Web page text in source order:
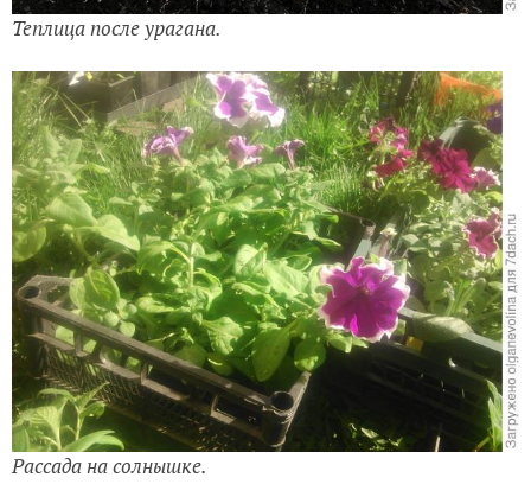
Теплица после урагана.
Рассада на солнышке.